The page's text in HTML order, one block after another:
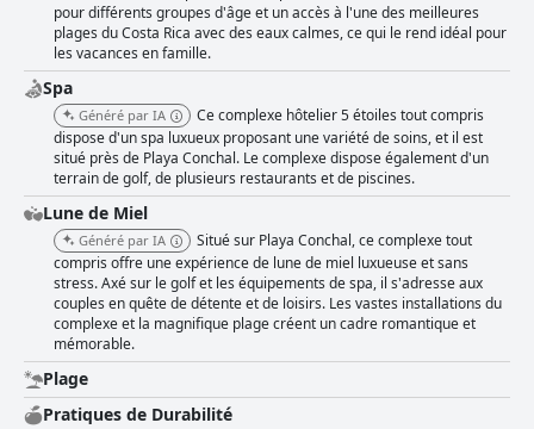
pour différents groupes d'âge et un accès à l'une des meilleures
plages du Costa Rica avec des eaux calmes, ce qui le rend idéal pour
les vacances en famille.
Spa
Généré par IA
Ce complexe hôtelier 5 étoiles tout compris
dispose d'un spa luxueux proposant une variété de soins, et il est
situé près de Playa Conchal. Le complexe dispose également d'un
terrain de golf, de plusieurs restaurants et de piscines.
Lune de Miel
Généré par IA
Situé sur Playa Conchal, ce complexe tout
compris offre une expérience de lune de miel luxueuse et sans
stress. Axé sur le golf et les équipements de spa, il s'adresse aux
couples en quête de détente et de loisirs. Les vastes installations du
complexe et la magnifique plage créent un cadre romantique et
mémorable.
Plage
Pratiques de Durabilité